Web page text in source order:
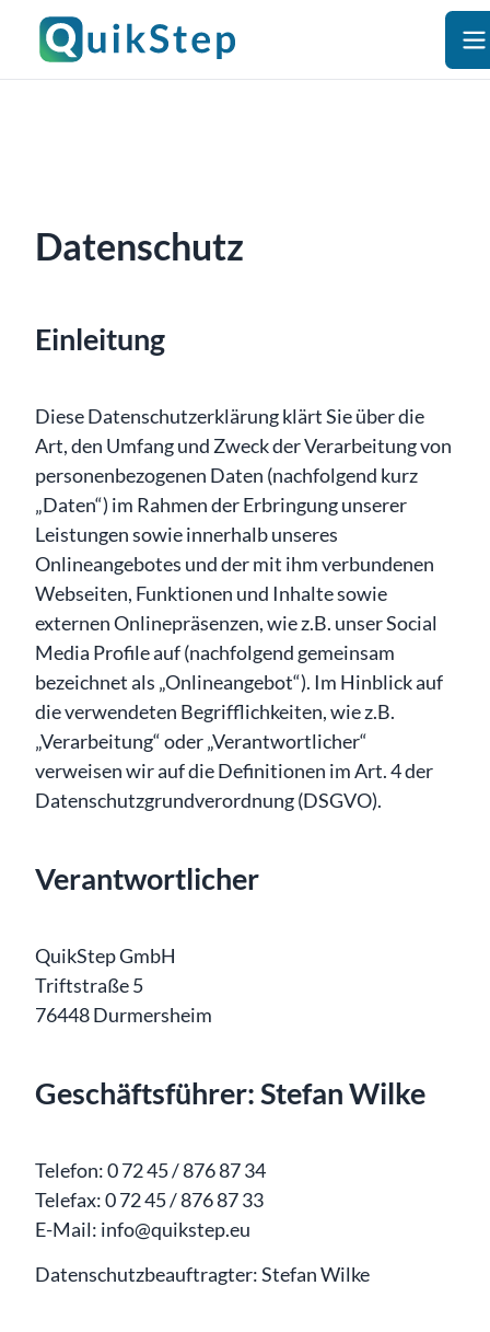
Datenschutz
Einleitung
Diese Datenschutzerklärung klärt Sie über die
Art, den Umfang und Zweck der Verarbeitung von
personenbezogenen Daten (nachfolgend kurz
„Daten“) im Rahmen der Erbringung unserer
Leistungen sowie innerhalb unseres
Onlineangebotes und der mit ihm verbundenen
Webseiten, Funktionen und Inhalte sowie
externen Onlinepräsenzen, wie z.B. unser Social
Media Profile auf (nachfolgend gemeinsam
bezeichnet als „Onlineangebot“). Im Hinblick auf
die verwendeten Begrifflichkeiten, wie z.B.
„Verarbeitung“ oder „Verantwortlicher“
verweisen wir auf die Definitionen im Art. 4 der
Datenschutzgrundverordnung (DSGVO).
Verantwortlicher
QuikStep GmbH
Triftstraße 5
76448 Durmersheim
Geschäftsführer: Stefan Wilke
Telefon: 0 72 45 / 876 87 34
Telefax: 0 72 45 / 876 87 33
E-Mail: info@quikstep.eu
Datenschutzbeauftragter: Stefan Wilke